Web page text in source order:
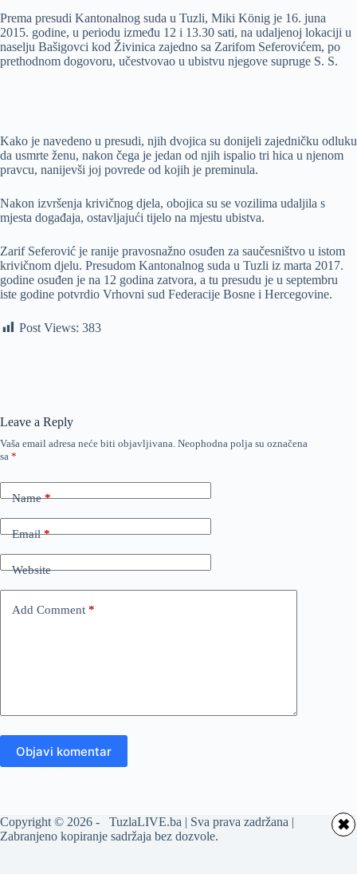
Prema presudi Kantonalnog suda u Tuzli, Miki König je 16. juna
2015. godine, u periodu između 12 i 13.30 sati, na udaljenoj lokaciji u
naselju Bašigovci kod Živinica zajedno sa Zarifom Seferovićem, po
prethodnom dogovoru, učestvovao u ubistvu njegove supruge S. S.
Kako je navedeno u presudi, njih dvojica su donijeli zajedničku odluku
da usmrte ženu, nakon čega je jedan od njih ispalio tri hica u njenom
pravcu, nanijevši joj povrede od kojih je preminula.
Nakon izvršenja krivičnog djela, obojica su se vozilima udaljila s
mjesta događaja, ostavljajući tijelo na mjestu ubistva.
Zarif Seferović je ranije pravosnažno osuđen za saučesništvo u istom
krivičnom djelu. Presudom Kantonalnog suda u Tuzli iz marta 2017.
godine osuđen je na 12 godina zatvora, a tu presudu je u septembru
iste godine potvrdio Vrhovni sud Federacije Bosne i Hercegovine.
Post Views: 383
Leave a Reply
Vaša email adresa neće biti objavljivana. Neophodna polja su označena
sa *
Name*
Email*
Website
Add Comment *
Objavi komentar
Copyright © 2026 - TuzlaLIVE.ba | Sva prava zadržana |
Zabranjeno kopiranje sadržaja bez dozvole.
✖